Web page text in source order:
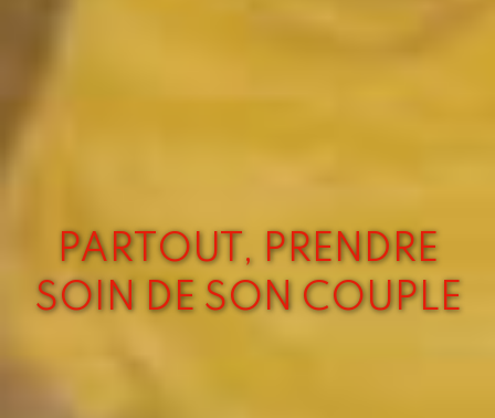
PARTOUT, PRENDRE
SOIN DE SON COUPLE